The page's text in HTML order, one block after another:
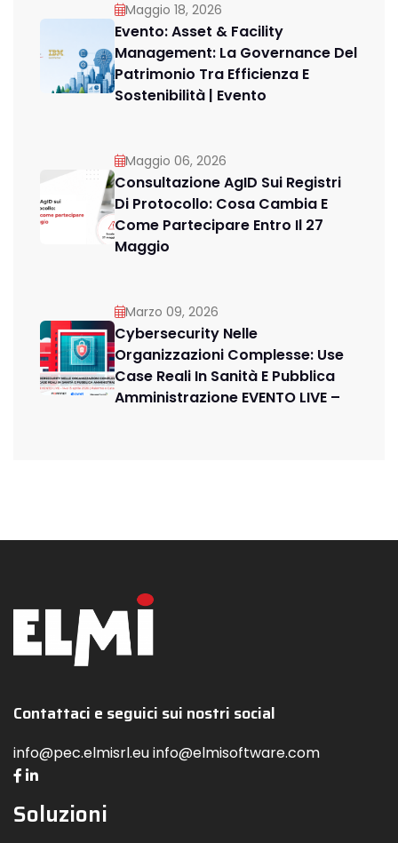
Maggio 18, 2026
Evento: Asset & Facility
Management: La Governance Del
Patrimonio Tra Efficienza E
Sostenibilità | Evento
Maggio 06, 2026
Consultazione AgID Sui Registri
Di Protocollo: Cosa Cambia E
Come Partecipare Entro Il 27
Maggio
Marzo 09, 2026
Cybersecurity Nelle
Organizzazioni Complesse: Use
Case Reali In Sanità E Pubblica
Amministrazione EVENTO LIVE –
Contattaci e seguici sui nostri social
info@pec.elmisrl.eu info@elmisoftware.com
Soluzioni